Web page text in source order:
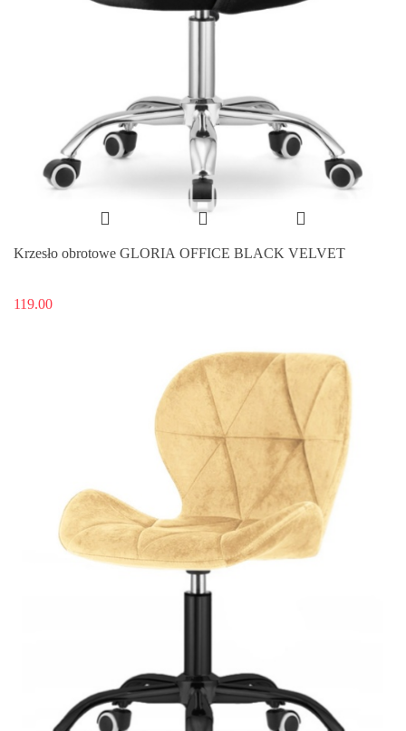
Krzesło obrotowe GLORIA OFFICE BLACK VELVET
119.00